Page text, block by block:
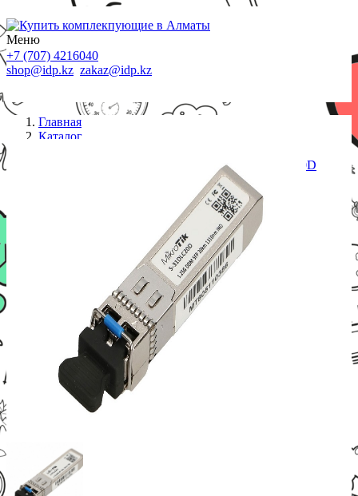
Меню
+7 (707) 4216040
shop@idp.kz zakaz@idp.kz
Главная
Каталог
Оптический SFP трансивер MikroTik S-31DLC20D